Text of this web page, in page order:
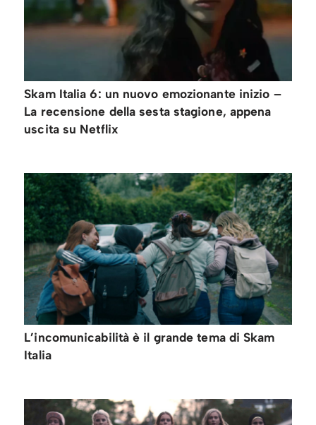
Skam Italia 6: un nuovo emozionante inizio –
La recensione della sesta stagione, appena
uscita su Netflix
L’incomunicabilità è il grande tema di Skam
Italia